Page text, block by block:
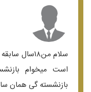
است میخوام
بازنشسته گی همان سابقه رو